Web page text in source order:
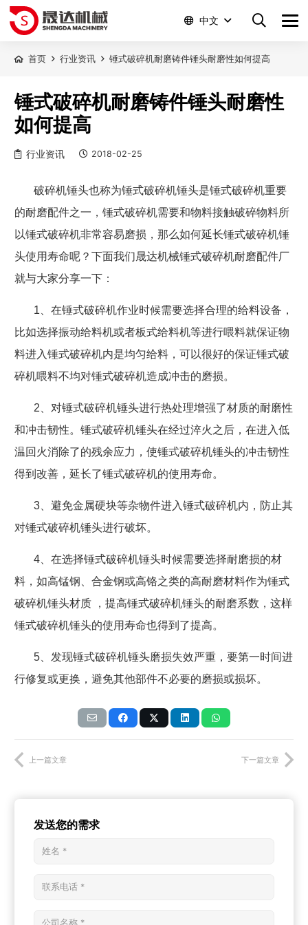
中文
首页 行业资讯 锤式破碎机耐磨铸件锤头耐磨性如何提高
锤式破碎机耐磨铸件锤头耐磨性
如何提高
行业资讯 2018-02-25
破碎机锤头也称为锤式破碎机锤头是锤式破碎机重要
的耐磨配件之一，锤式破碎机需要和物料接触破碎物料所
以锤式破碎机非常容易磨损，那么如何延长锤式破碎机锤
头使用寿命呢？下面我们晟达机械锤式破碎机耐磨配件厂
就与大家分享一下：
1 、在锤式破碎机作业时候需要选择合理的给料设备，
比如选择振动给料机或者板式给料机等进行喂料就保证物
料进入锤式破碎机内是均匀给料，可以很好的保证锤式破
碎机喂料不均对锤式破碎机造成冲击的磨损。
2 、对锤式破碎机锤头进行热处理增强了材质的耐磨性
和冲击韧性。锤式破碎机锤头在经过淬火之后，在进入低
温回火消除了的残余应力，使锤式破碎机锤头的冲击韧性
得到改善，延长了锤式破碎机的使用寿命。
3 、避免金属硬块等杂物件进入锤式破碎机内，防止其
对锤式破碎机锤头进行破坏。
4 、在选择锤式破碎机锤头时候需要选择耐磨损的材
料，如高锰钢、合金钢或高铬之类的高耐磨材料作为锤式
破碎机锤头材质
，提高锤式破碎机锤头的耐磨系数，这样
锤式破碎机锤头的使用寿命也得到了提高。
5 、发现锤式破碎机锤头磨损失效严重，要第一时间进
行修复或更换，避免其他部件不必要的磨损或损坏。
上一篇文章 下一篇文章
发送您的需求